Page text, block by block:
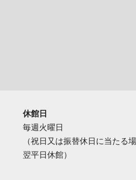
休館日
毎週火曜日
（祝日又は振替休日に当たる
翌平日休館）